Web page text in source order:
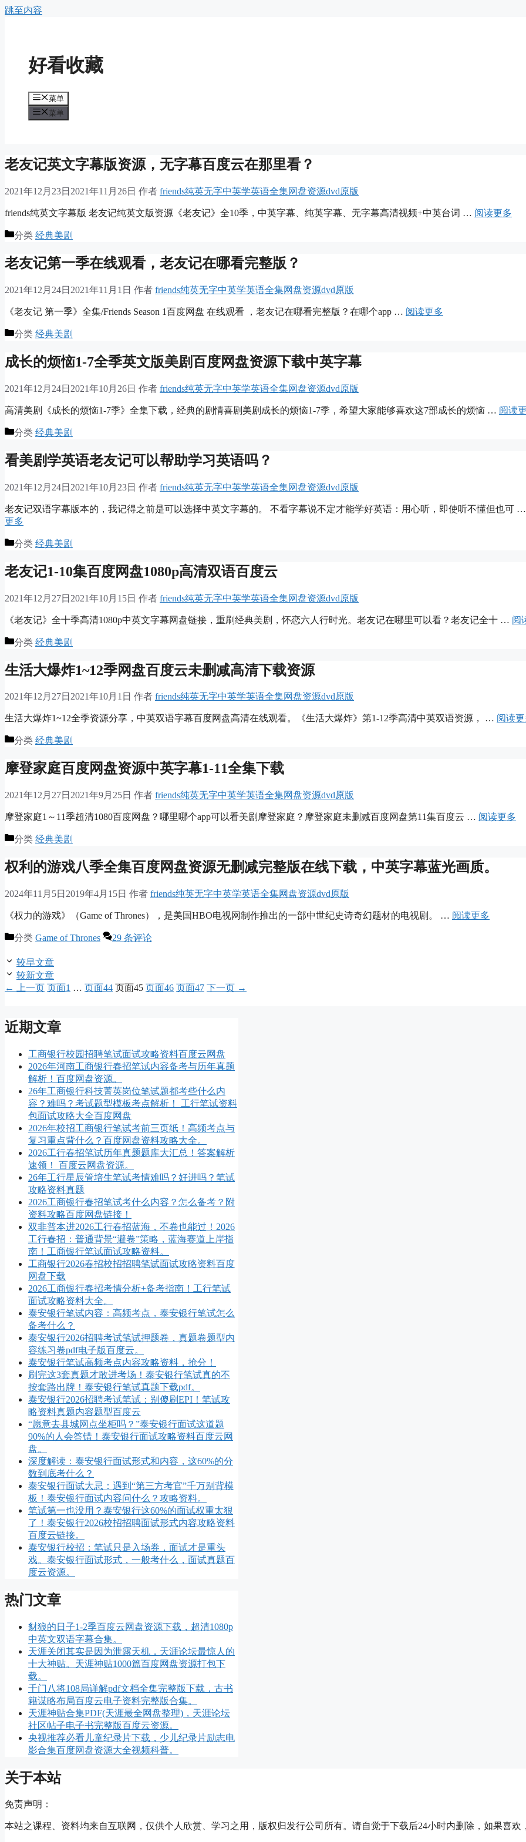
跳至内容
好看收藏
菜单
菜单
老友记英文字幕版资源，无字幕百度云在那里看？
2021年12月23日 2021年11月26日 作者 friends纯英无字中英学英语全集网盘资源dvd原版
friends纯英文字幕版 老友记纯英文版资源《老友记》全10季，中英字幕、纯英字幕、无字幕高清视频+中英台词 … 阅读更多
分类 经典美剧
老友记第一季在线观看，老友记在哪看完整版？
2021年12月24日 2021年11月1日 作者 friends纯英无字中英学英语全集网盘资源dvd原版
《老友记 第一季》全集/Friends Season 1百度网盘 在线观看 ，老友记在哪看完整版？在哪个app … 阅读更多
分类 经典美剧
成长的烦恼1-7全季英文版美剧百度网盘资源下载中英字幕
2021年12月24日 2021年10月26日 作者 friends纯英无字中英学英语全集网盘资源dvd原版
高清美剧《成长的烦恼1-7季》全集下载，经典的剧情喜剧美剧成长的烦恼1-7季，希望大家能够喜欢这7部成长的烦恼 … 阅读
分类 经典美剧
看美剧学英语老友记可以帮助学习英语吗？
2021年12月24日 2021年10月23日 作者 friends纯英无字中英学英语全集网盘资源dvd原版
老友记双语字幕版本的，我记得之前是可以选择中英文字幕的。 不看字幕说不定才能学好英语：用心听，即使听不懂但也可 …
更多
分类 经典美剧
老友记1-10集百度网盘1080p高清双语百度云
2021年12月27日 2021年10月15日 作者 friends纯英无字中英学英语全集网盘资源dvd原版
《老友记》全十季高清1080p中英文字幕网盘链接，重刷经典美剧，怀恋六人行时光。老友记在哪里可以看？老友记全十 … 阅
分类 经典美剧
生活大爆炸1~12季网盘百度云未删减高清下载资源
2021年12月27日 2021年10月1日 作者 friends纯英无字中英学英语全集网盘资源dvd原版
生活大爆炸1~12全季资源分享，中英双语字幕百度网盘高清在线观看。《生活大爆炸》第1-12季高清中英双语资源， … 阅读
分类 经典美剧
摩登家庭百度网盘资源中英字幕1-11全集下载
2021年12月27日 2021年9月25日 作者 friends纯英无字中英学英语全集网盘资源dvd原版
摩登家庭1～11季超清1080百度网盘？哪里哪个app可以看美剧摩登家庭？摩登家庭未删减百度网盘第11集百度云 … 阅读更多
分类 经典美剧
权利的游戏八季全集百度网盘资源无删减完整版在线下载，中英字幕蓝光画质。
2024年11月5日 2019年4月15日 作者 friends纯英无字中英学英语全集网盘资源dvd原版
《权力的游戏》（Game of Thrones），是美国HBO电视网制作推出的一部中世纪史诗奇幻题材的电视剧。 … 阅读更多
分类 Game of Thrones 29 条评论
较早文章
较新文章
←
上一页 页面1 … 页面44 页面45 页面46 页面47 下一页 →
近期文章
工商银行校园招聘笔试面试攻略资料百度云网盘
2026年河南工商银行春招笔试内容备考与历年真题
解析！百度网盘资源。
26年工商银行科技菁英岗位笔试题都考些什么内
容？难吗？考试题型模板考点解析！ 工行笔试资料
包面试攻略大全百度网盘
2026年校招工商银行笔试考前三页纸！高频考点与
复习重点背什么？百度网盘资料攻略大全。
2026工行春招笔试历年真题题库大汇总！答案解析
速领！ 百度云网盘资源。
26年工行星辰管培生笔试考情难吗？好进吗？笔试
攻略资料真题
2026工商银行春招笔试考什么内容？怎么备考？附
资料攻略百度网盘链接！
双非普本进2026工行春招蓝海，不卷也能过！2026
工行春招：普通背景“避卷”策略，蓝海赛道上岸指
南！工商银行笔试面试攻略资料。
工商银行2026春招校招招聘笔试面试攻略资料百度
网盘下载
2026工商银行春招考情分析+备考指南！工行笔试
面试攻略资料大全。
泰安银行笔试内容：高频考点，泰安银行笔试怎么
备考什么？
泰安银行2026招聘考试笔试押题卷，真题卷题型内
容练习卷pdf电子版百度云。
泰安银行笔试高频考点内容攻略资料，抢分！
刷完这3套真题才敢进考场！泰安银行笔试真的不
按套路出牌！泰安银行笔试真题下载pdf。
泰安银行2026招聘考试笔试：别傻刷EPI！笔试攻
略资料真题内容题型百度云
“愿意去县城网点坐柜吗？”泰安银行面试这道题
90%的人会答错！泰安银行面试攻略资料百度云网
盘。
深度解读：泰安银行面试形式和内容，这60%的分
数到底考什么？
泰安银行面试大忌：遇到“第三方考官”千万别背模
板！泰安银行面试内容问什么？攻略资料。
笔试第一也没用？泰安银行这60%的面试权重太狠
了！泰安银行2026校招招聘面试形式内容攻略资料
百度云链接。
泰安银行校招：笔试只是入场券，面试才是重头
戏。泰安银行面试形式，一般考什么，面试真题百
度云资源。
热门文章
豺狼的日子1-2季百度云网盘资源下载，超清1080p
中英文双语字幕合集。
天涯关闭其实是因为泄露天机，天涯论坛最惊人的
十大神贴。天涯神贴1000篇百度网盘资源打包下
载。
千门八将108局详解pdf文档全集完整版下载，古书
籍谋略布局百度云电子资料完整版合集。
天涯神贴合集PDF(天涯最全网盘整理)，天涯论坛
社区帖子电子书完整版百度云资源。
央视推荐必看儿童纪录片下载，少儿纪录片励志电
影合集百度网盘资源大全视频科普。
关于本站
免责声明：
本站之课程、资料均来自互联网，仅供个人欣赏、学习之用，版权归发行公司所有。请自觉于下载后24小时内删除，如果喜欢